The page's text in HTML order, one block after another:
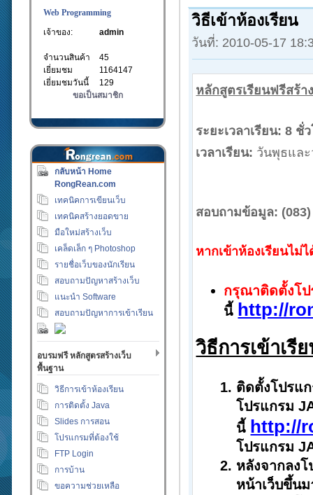
Web Programming
เจ้าของ:
admin
จำนวนสินค้า
45
เยี่ยมชม
1164147
เยี่ยมชมวันนี้
129
ขอเป็นสมาชิก
กลับหน้า Home
RongRean.com
เทคนิคการเขียนเว็บ
เทคนิคสร้างยอดขาย
มือใหม่สร้างเว็บ
เคล็ดเล็ก ๆ Photoshop
รายชื่อเว็บของนักเรียน
สอบถามปัญหาสร้างเว็บ
แนะนำ Software
สอบถามปัญหาการเข้าเรียน
อบรมฟรี หลักสูตรสร้างเว็บ
พื้นฐาน
วิธีการเข้าห้องเรียน
การติดตั้ง Java
Slides การสอน
โปรแกรมที่ต้องใช้
FTP Login
การบ้าน
ขอความช่วยเหลือ
วิธีเข้าห้องเรียน
วันที่: 2010-05-17
หลักสูตรเรียนฟรีสร้า
ระยะเวลาเรียน: 8 ชั่
เวลาเรียน: วันพุธและ
สอบถามข้อมูล:
หากเข้าห้องเรียนไม่ไ
กรุณาติดตั้งโป
นี้ http://
วิธีการเข้าเรี
ติดตั้งโปรแ
โปรแกรม
นี้ http://
โปรแกรม
หลังจากลง
หน้าเว็บขึ้น